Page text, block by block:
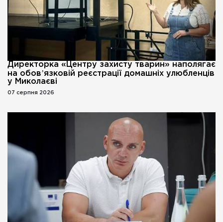
Директорка «Центру захисту тварин» наполягає
на обовʼязковій реєстрації домашніх улюбленців
у Миколаєві
07 серпня 2026